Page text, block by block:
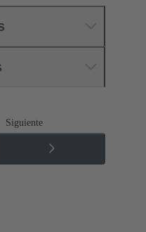
Siguiente